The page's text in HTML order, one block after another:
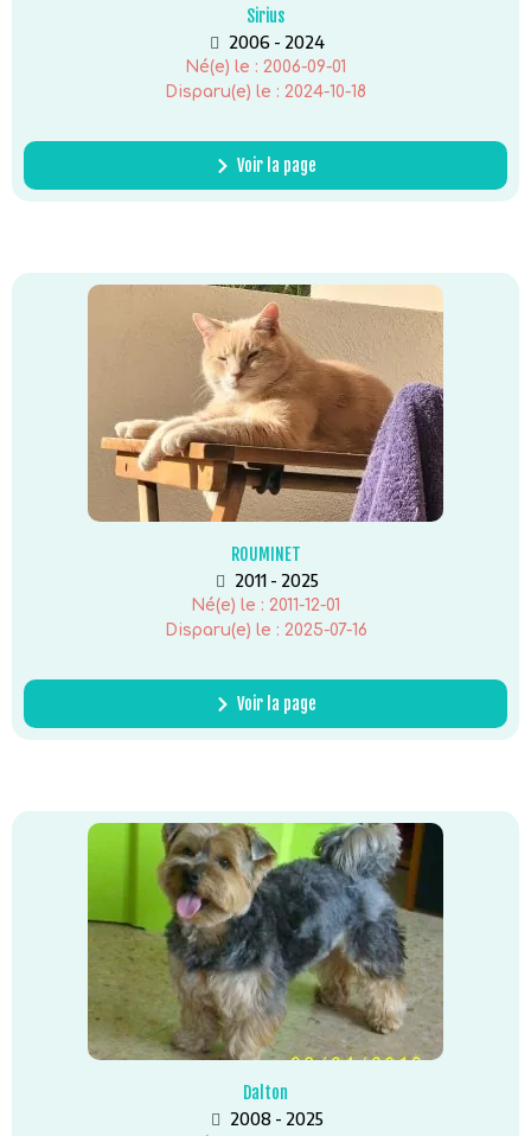
Sirius
2006 - 2024
Né(e) le : 2006-09-01
Disparu(e) le : 2024-10-18
Voir la page
ROUMINET
2011 - 2025
Né(e) le : 2011-12-01
Disparu(e) le : 2025-07-16
Voir la page
Dalton
2008 - 2025